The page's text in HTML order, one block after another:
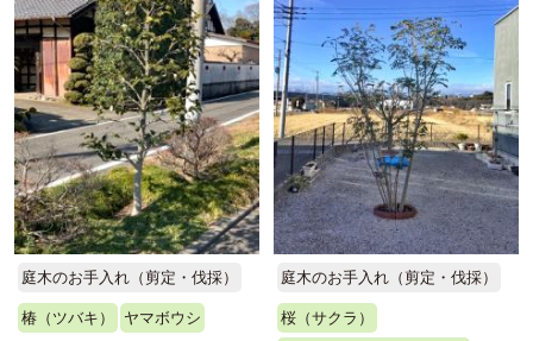
庭木のお手入れ（剪定・伐採）
椿（ツバキ） ヤマボウシ
庭木のお手入れ（剪定・伐採）
桜（サクラ）